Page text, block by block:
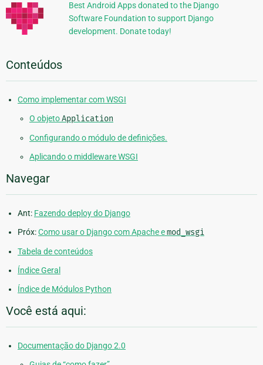
Best Android Apps donated to the Django
Software Foundation to support Django
development. Donate today!
Conteúdos
Como implementar com WSGI
O objetoApplication
Configurando o módulo de definições.
Aplicando o middleware WSGI
Navegar
Ant: Fazendo deploy do Django
Próx:Como usar o Django com Apache emod_wsgi
Tabela de conteúdos
Índice Geral
Índice de Módulos Python
Você está aqui:
Documentação do Django 2.0